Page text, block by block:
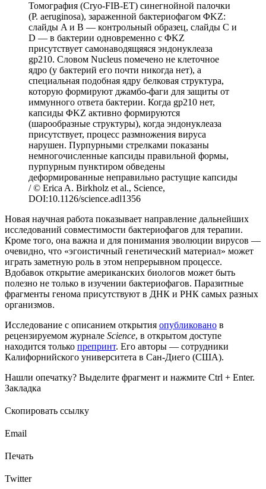
Томография (Cryo-FIB-ET) синегнойной палочки
(P. aeruginosa), зараженной бактериофагом ΦKZ:
слайды A и B — контрольный образец, слайды C и
D — в бактерии одновременно с ΦKZ
присутствует самонаводящяяся эндонуклеаза
gp210. Словом Nucleus помечено не клеточное
ядро (у бактерий его почти никогда нет), а
специальная подобная ядру белковая структура,
которую формируют джамбо-фаги для защиты от
иммунного ответа бактерии. Когда gp210 нет,
капсиды ΦKZ активно формируются
(шарообразные структуры), когда эндонуклеаза
присутствует, процесс размножения вируса
нарушен. Пурпурными стрелками показаны
немногочисленные капсиды правильной формы,
пурпурным пунктиром обведены
деформированные неправильно растущие капсиды
/ © Erica A. Birkholz et al., Science,
DOI:10.1126/science.adl1356
Новая научная работа показывает направление дальнейших
исследований совместимости бактериофагов для терапии.
Кроме того, она важна и для понимания эволюции вирусов —
очевидно, что «эгоистичный генетический материал» может
играть заметную роль в этом непрерывном процессе.
Вдобавок открытие американских биологов может быть
полезно не только в изучении бактериофагов. Паразитные
фрагменты генома присутствуют в ДНК и РНК самых разных
организмов.
Исследование с описанием открытия опубликовано в
рецензируемом журнале Science, в открытом доступе
находится только препринт. Его авторы — сотрудники
Калифорнийского университета в Сан-Диего (США).
Нашли опечатку? Выделите фрагмент и нажмите Ctrl + Enter.
Закладка
Скопировать ссылку
Email
Печать
Twitter